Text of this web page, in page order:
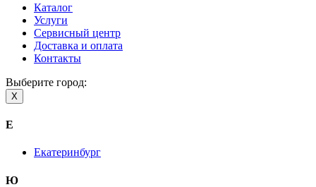
Каталог
Услуги
Сервисный центр
Доставка и оплата
Контакты
Выберите город:
X
Е
Екатеринбург
Ю